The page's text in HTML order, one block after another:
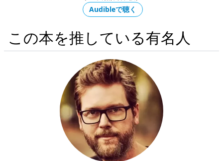
Audibleで聴く
この本を推している有名人